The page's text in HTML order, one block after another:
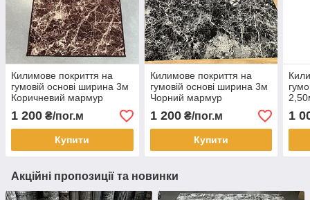
Килимове покриття на
гумовій основі ширина 3м
Коричневий мармур
1 200 ₴/пог.м
Купити
Килимове покриття на
гумовій основі ширина 3м
Чорний мармур
1 200₴/пог.м
Купити
1
Акційні пропозиції та новинки